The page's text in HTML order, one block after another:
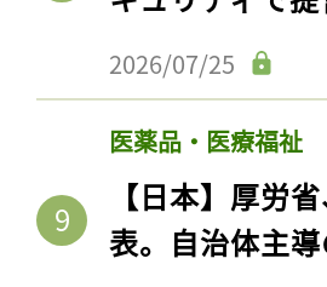
2026/07/25
医薬品・医療福祉
【日本】厚労
表。自治体主